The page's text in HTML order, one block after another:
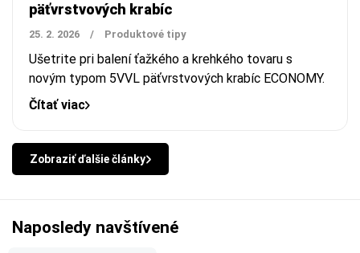
päťvrstvových krabíc
25. 2. 2026 / Produktové tipy
Ušetrite pri balení ťažkého a krehkého tovaru s
novým typom 5VVL päťvrstvových krabíc ECONOMY.
Čítať viac
Zobraziť ďalšie články
Naposledy navštívené